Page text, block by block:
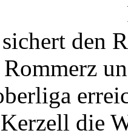
den
Rommerz
die